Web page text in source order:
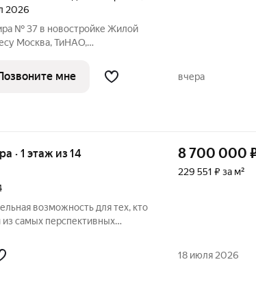
2026
№ 37 в новостройке Жилой
Москва, ТиНАО,
административный
мне вчера
· 1 этаж из 14
возможность для тех, кто
самых перспективных
округе, район
8 700 000
229 551 ₽ за м²
18 июля 2026